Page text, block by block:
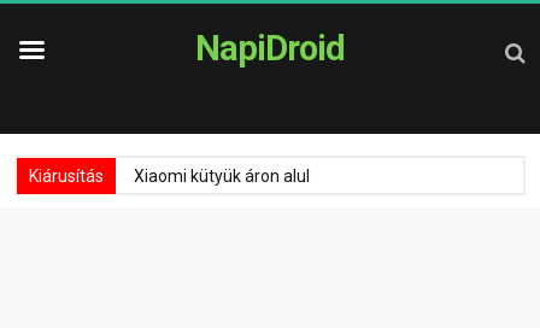
NapiDroid
Kiárusítás Xiaomi kütyük áron alul